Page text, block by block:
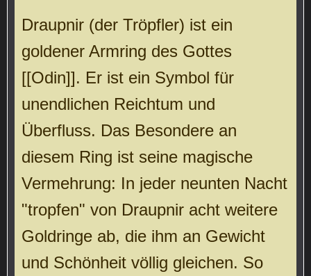
Draupnir (der Tröpfler) ist ein
goldener Armring des Gottes
[[Odin]]. Er ist ein Symbol für
unendlichen Reichtum und
Überfluss. Das Besondere an
diesem Ring ist seine magische
Vermehrung: In jeder neunten Nacht
"tropfen" von Draupnir acht weitere
Goldringe ab, die ihm an Gewicht
und Schönheit völlig gleichen. So